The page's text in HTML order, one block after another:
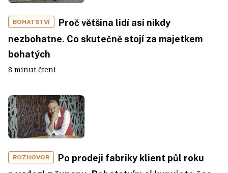
BOHATSTVÍ
Proč většina lidí asi nikdy
nezbohatne. Co skutečně stojí za majetkem
bohatých
8 minut čtení
ROZHOVOR
Po prodeji fabriky klient půl roku